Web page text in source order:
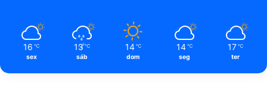
16 ℃
sex
13 ℃
sáb
14 ℃
dom
14 ℃
seg
17 ℃
ter